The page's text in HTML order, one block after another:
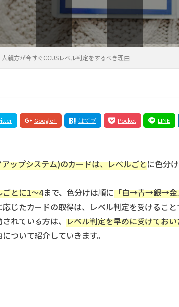
人親方が今すぐCCUSレベル判定をするべき理由
ップシステム)のカードは、レベルごとに色分
ごとに1〜4まで、色分けは順に「白→青→銀→金
じたカードの取得は、レベル判定を受けること
れている方は、 レベル判定を早めに受けてお
ついて紹介していきます。